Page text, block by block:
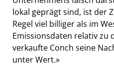
lokal geprägt sind, ist der
Regel viel billiger als im
Emissionsdaten relativ zu
verkaufte Conch seine
unter Wert.»